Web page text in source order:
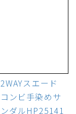
2WAYスエード
コンビ手染めサ
ンダルHP25141